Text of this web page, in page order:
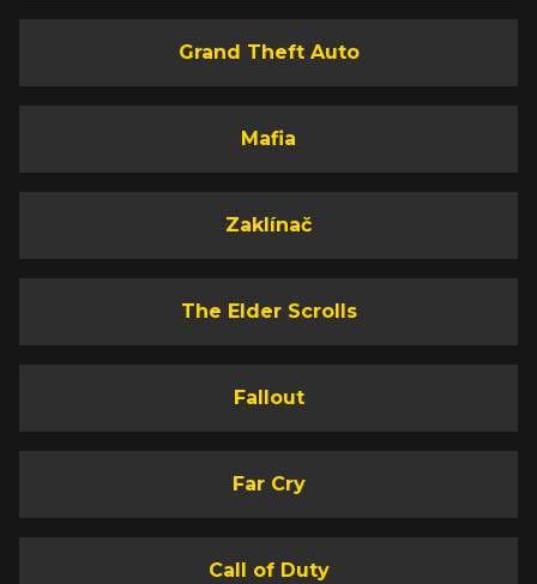
Grand Theft Auto
Mafia
Zaklínač
The Elder Scrolls
Fallout
Far Cry
Call of Duty